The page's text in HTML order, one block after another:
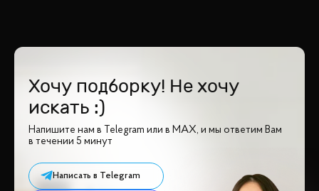
Хочу подборку! Не хочу
искать :)
Напишите нам в Telegram или в MAX, и мы ответим Вам
в течении 5 минут
Написать в Telegram